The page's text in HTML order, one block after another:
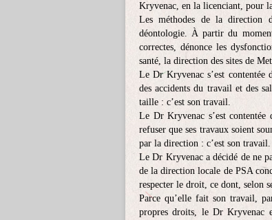
Kryvenac, en la licenciant, pour
Les méthodes de la direction
déontologie. À partir du
correctes, dénonce les
santé, la direction des sites de
Le Dr Kryvenac s’est contentée
des accidents du travail et des
taille : c’est son travail.
Le Dr Kryvenac s’est contentée
refuser que ses travaux soient
par la direction : c’est son travail.
Le Dr Kryvenac a décidé de ne
de la direction locale de PSA
respecter le droit, ce dont, selon
Parce qu’elle fait son travail,
propres droits, le Dr Kryvenac